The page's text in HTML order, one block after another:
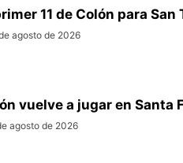
11 de Colón para San
agosto de 2026
vuelve a jugar en Santa
agosto de 2026